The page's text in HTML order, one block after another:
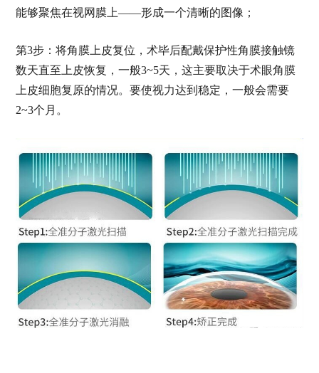
能够聚焦在视网膜上——形成一个清晰的图像 ；
第3步：将角膜上皮复位，术毕后配戴保护性角膜接触镜
数天直至上皮恢复，一般3~5天，这主要取决于术眼角膜
上皮细胞复原的情况。要使视力达到稳定，一般会需要
2~3个月。